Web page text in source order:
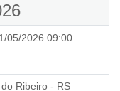
05/2026 09:00
Ribeiro - RS